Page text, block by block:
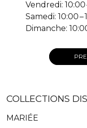
Vendredi: 10:00
Samedi: 10:00 –
Dimanche:
COLLECTIONS
MARIÉE